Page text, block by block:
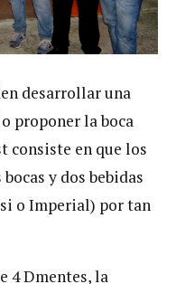
desarrollar una
proponer la boca
consiste en que los
y dos bebidas
o Imperial) por tan
4 Dmentes, la